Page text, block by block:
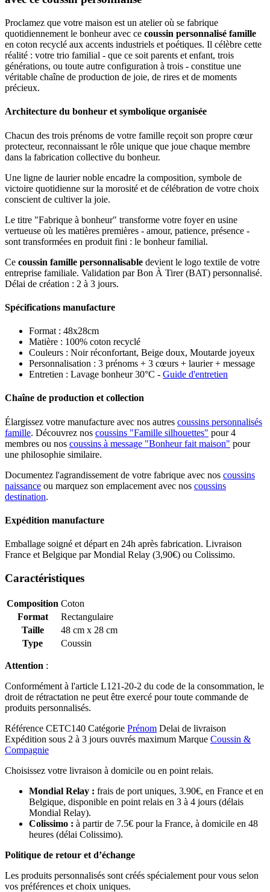
Proclamez que votre maison est un atelier où se fabrique
quotidiennement le bonheur avec ce coussin personnalisé famille
en coton recyclé aux accents industriels et poétiques. Il célèbre cette
réalité : votre trio familial - que ce soit parents et enfant, trois
générations, ou toute autre configuration à trois - constitue une
véritable chaîne de production de joie, de rires et de moments
précieux.
Architecture du bonheur et symbolique organisée
Chacun des trois prénoms de votre famille reçoit son propre cœur
protecteur, reconnaissant le rôle unique que joue chaque membre
dans la fabrication collective du bonheur.
Une ligne de laurier noble encadre la composition, symbole de
victoire quotidienne sur la morosité et de célébration de votre choix
conscient de cultiver la joie.
Le titre "Fabrique à bonheur" transforme votre foyer en usine
vertueuse où les matières premières - amour, patience, présence -
sont transformées en produit fini : le bonheur familial.
Ce coussin famille personnalisable devient le logo textile de votre
entreprise familiale. Validation par Bon À Tirer (BAT) personnalisé.
Délai de création : 2 à 3 jours.
Spécifications manufacture
Format : 48x28cm
Matière : 100% coton recyclé
Couleurs : Noir réconfortant, Beige doux, Moutarde joyeux
Personnalisation : 3 prénoms + 3 cœurs + laurier + message
Entretien : Lavage bonheur 30°C - Guide d'entretien
Chaîne de production et collection
Élargissez votre manufacture avec nos autres coussins personnalisés
famille. Découvrez nos coussins "Famille silhouettes" pour 4
membres ou nos coussins à message "Bonheur fait maison" pour
une philosophie similaire.
Documentez l'agrandissement de votre fabrique avec nos coussins
naissance ou marquez son emplacement avec nos coussins
destination.
Expédition manufacture
Emballage soigné et départ en 24h après fabrication. Livraison
France et Belgique par Mondial Relay (3,90€) ou Colissimo.
Caractéristiques
Composition Coton
Format
Rectangulaire
Taille
48 cm x 28 cm
Type
Coussin
Attention :
Conformément à l'article L121-20-2 du code de la consommation, le
droit de rétractation ne peut être exercé pour toute commande de
produits personnalisés.
Référence CETC140 Catégorie Prénom Delai de livraison
Expédition sous 2 à 3 jours ouvrés maximum Marque Coussin &
Compagnie
Choisissez votre livraison à domicile ou en point relais.
Mondial Relay : frais de port uniques, 3.90€, en France et en
Belgique, disponible en point relais en 3 à 4 jours (délais
Mondial Relay).
Colissimo : à partir de 7.5€ pour la France, à domicile en 48
heures (délai Colissimo).
Politique de retour et d’échange
Les produits personnalisés sont créés spécialement pour vous selon
vos préférences et choix uniques.